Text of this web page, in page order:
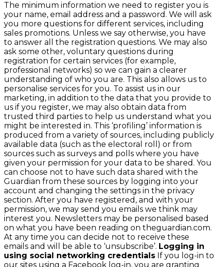
The minimum information we need to register you is
your name, email address and a password. We will ask
you more questions for different services, including
sales promotions. Unless we say otherwise, you have
to answer all the registration questions. We may also
ask some other, voluntary questions during
registration for certain services (for example,
professional networks) so we can gain a clearer
understanding of who you are. This also allows us to
personalise services for you. To assist us in our
marketing, in addition to the data that you provide to
us if you register, we may also obtain data from
trusted third parties to help us understand what you
might be interested in. This ‘profiling’ information is
produced from a variety of sources, including publicly
available data (such as the electoral roll) or from
sources such as surveys and polls where you have
given your permission for your data to be shared. You
can choose not to have such data shared with the
Guardian from these sources by logging into your
account and changing the settings in the privacy
section. After you have registered, and with your
permission, we may send you emails we think may
interest you. Newsletters may be personalised based
on what you have been reading on theguardian.com.
At any time you can decide not to receive these
emails and will be able to ‘unsubscribe’. Logging in
using social networking credentials If you log-in to
our sites using a Facebook log-in, you are granting